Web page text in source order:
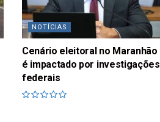
NOTÍCIAS
Cenário eleitoral no Maranhão
é impactado por investigações
federais